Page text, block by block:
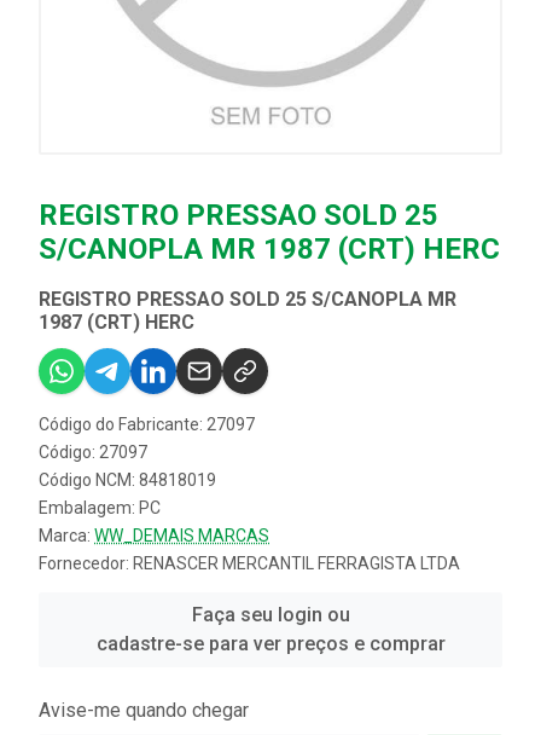
REGISTRO PRESSAO SOLD 25
S/CANOPLA MR 1987 (CRT) HERC
REGISTRO PRESSAO SOLD 25 S/CANOPLA MR
1987 (CRT) HERC
Código do Fabricante: 27097
Código: 27097
Código NCM: 84818019
Embalagem: PC
Marca: WW_DEMAIS MARCAS
Fornecedor: RENASCER MERCANTIL FERRAGISTA LTDA
Faça seu login ou
cadastre-se para ver preços e comprar
Avise-me quando chegar